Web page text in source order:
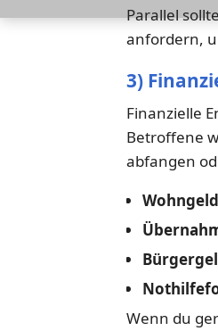
Parallel
anfordern,
3)
Finanzielle
Betroffene
abfangen
Wenn du